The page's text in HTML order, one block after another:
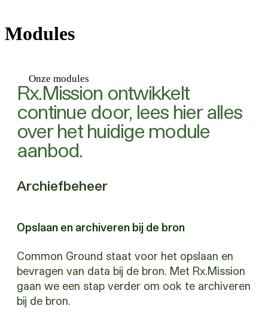
Modules
Onze modules
Rx.Mission ontwikkelt
continue door, lees hier alles
over het huidige module
aanbod.
Archiefbeheer
Opslaan en archiveren bij de bron
Common Ground staat voor het opslaan en
bevragen van data bij de bron. Met Rx.Mission
gaan we een stap verder om ook te archiveren
bij de bron.